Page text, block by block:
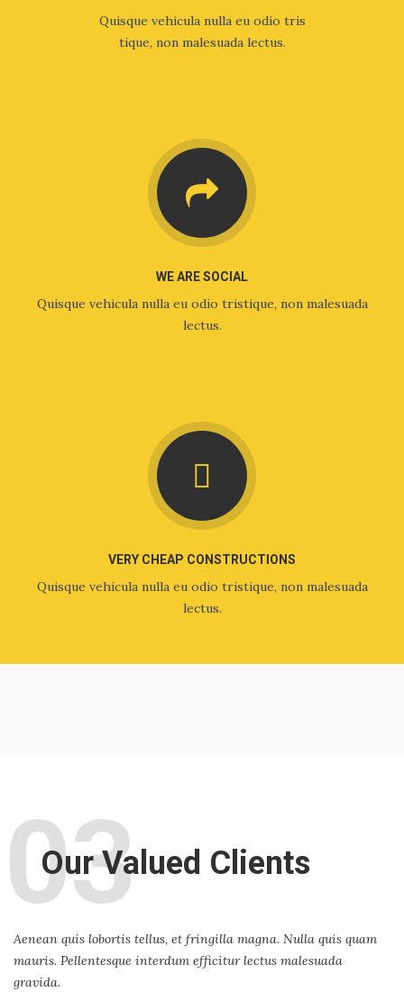
Quisque vehicula nulla eu odio tris
tique, non malesuada lectus.
WE ARE SOCIAL
Quisque vehicula nulla eu odio tristique, non malesuada
lectus.
VERY CHEAP CONSTRUCTIONS
Quisque vehicula nulla eu odio tristique, non malesuada
lectus.
03
Our Valued Clients
Aenean quis lobortis tellus, et fringilla magna. Nulla quis quam
mauris. Pellentesque interdum efficitur lectus malesuada
gravida.